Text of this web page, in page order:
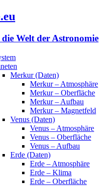
Welt der Astronomie
Merkur (Daten)
Merkur – Atmosphäre
Merkur – Oberfläche
Merkur – Aufbau
Merkur – Magnetfeld
Venus (Daten)
Venus – Atmosphäre
Venus – Oberfläche
Venus – Aufbau
Erde (Daten)
Erde – Atmosphäre
Erde – Klima
Erde – Oberfläche